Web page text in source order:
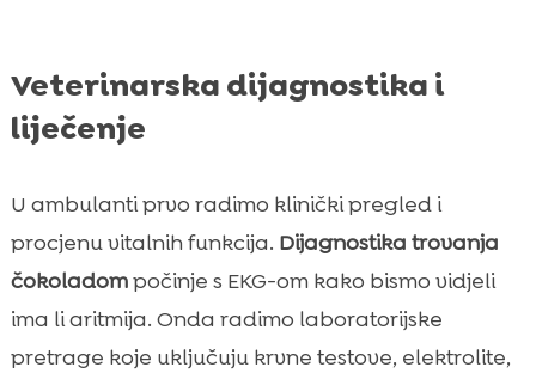
Veterinarska dijagnostika i
liječenje
U ambulanti prvo radimo klinički pregled i
procjenu vitalnih funkcija. Dijagnostika trovanja
čokoladompočinje s EKG-om kako bismo vidjeli
ima li aritmija. Onda radimo laboratorijske
pretrage koje uključuju krvne testove, elektrolite,